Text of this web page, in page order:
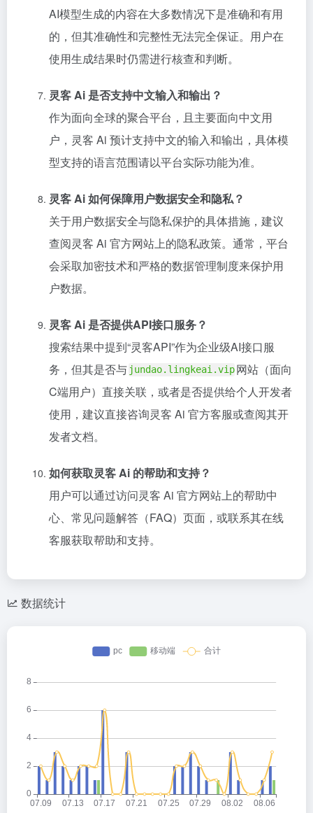
AI模型生成的内容在大多数情况下是准确和有用
的，但其准确性和完整性无法完全保证。用户在
使用生成结果时仍需进行核查和判断。
灵客 Ai 是否支持中文输入和输出？
作为面向全球的聚合平台，且主要面向中文用
户，灵客 Ai 预计支持中文的输入和输出，具体模
型支持的语言范围请以平台实际功能为准。
灵客 Ai 如何保障用户数据安全和隐私？
关于用户数据安全与隐私保护的具体措施，建议
查阅灵客 Ai 官方网站上的隐私政策。通常，平台
会采取加密技术和严格的数据管理制度来保护用
户数据。
灵客 Ai 是否提供API接口服务？
搜索结果中提到“灵客API”作为企业级AI接口服
务，但其是否与 jundao.lingkeai.vip网站（面向
C端用户）直接关联，或者是否提供给个人开发者
使用，建议直接咨询灵客 Ai 官方客服或查阅其开
发者文档。
如何获取灵客 Ai 的帮助和支持？
用户可以通过访问灵客 Ai 官方网站上的帮助中
心、常见问题解答（FAQ）页面，或联系其在线
客服获取帮助和支持。
数据统计